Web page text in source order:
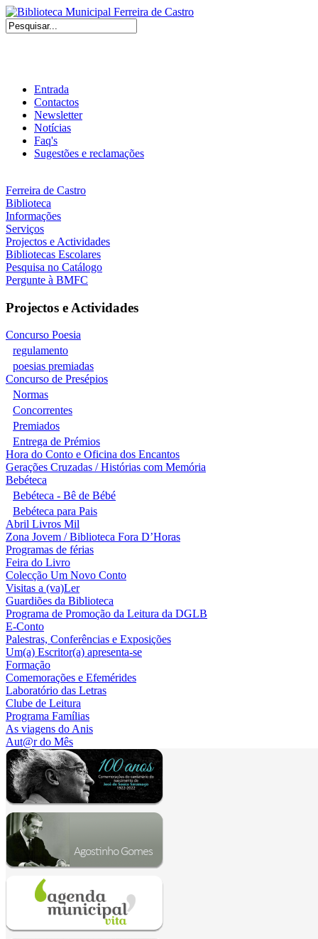
Entrada
Contactos
Newsletter
Notícias
Faq's
Sugestões e reclamações
Ferreira de Castro
Biblioteca
Informações
Serviços
Projectos e Actividades
Bibliotecas Escolares
Pesquisa no Catálogo
Pergunte à BMFC
Projectos e Actividades
Concurso Poesia
regulamento
poesias premiadas
Concurso de Presépios
Normas
Concorrentes
Premiados
Entrega de Prémios
Hora do Conto e Oficina dos Encantos
Gerações Cruzadas / Histórias com Memória
Bebéteca
Bebéteca - Bê de Bébé
Bebéteca para Pais
Abril Livros Mil
Zona Jovem / Biblioteca Fora D’Horas
Programas de férias
Feira do Livro
Colecção Um Novo Conto
Visitas a (va)Ler
Guardiões da Biblioteca
Programa de Promoção da Leitura da DGLB
E-Conto
Palestras, Conferências e Exposições
Um(a) Escritor(a) apresenta-se
Formação
Comemorações e Efemérides
Laboratório das Letras
Clube de Leitura
Programa Famílias
As viagens do Anis
Aut@r do Mês